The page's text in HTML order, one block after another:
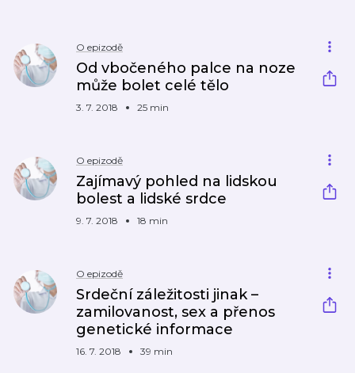
O epizodě
Od vbočeného palce na noze
může bolet celé tělo
3. 7. 2018 25 min
O epizodě
Zajímavý pohled na lidskou
bolest a lidské srdce
9. 7. 2018 18 min
O epizodě
Srdeční záležitosti jinak –
zamilovanost, sex a přenos
genetické informace
16. 7. 2018 39 min